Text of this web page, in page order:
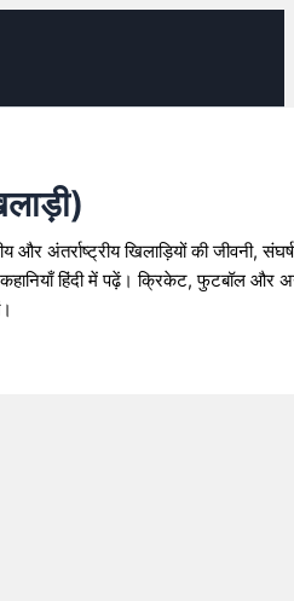
और अंतर्राष्ट्रीय खिलाड़ियों की जीवनी,
हिंदी में पढ़ें। क्रिकेट, फुटबॉल और